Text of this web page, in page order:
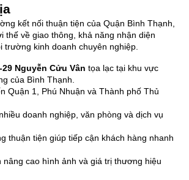
kết nối thuận tiện của Quận Bình Thạnh,
thế về giao thông, khả năng nhận diện
trường kinh doanh chuyên nghiệp.
29 Nguyễn Cửu Vân tọa lạc tại khu vực
của Bình Thạnh.
Quận 1, Phú Nhuận và Thành phố Thủ
doanh nghiệp, văn phòng và dịch vụ
thuận tiện giúp tiếp cận khách hàng nhanh
nâng cao hình ảnh và giá trị thương hiệu